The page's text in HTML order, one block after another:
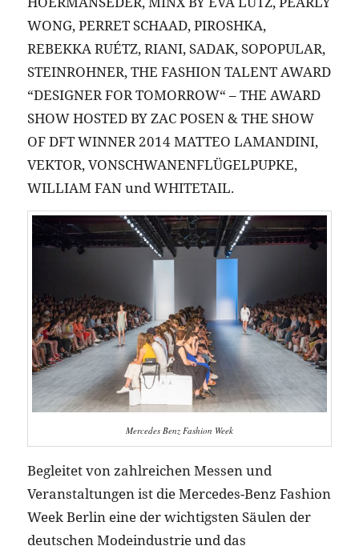
WONG, PERRET SCHAAD, PIROSHKA,
REBEKKA RUÉTZ, RIANI, SADAK, SOPOPULAR,
STEINROHNER, THE FASHION TALENT AWARD
“DESIGNER FOR TOMORROW“ – THE AWARD
SHOW HOSTED BY ZAC POSEN & THE SHOW
OF DFT WINNER 2014 MATTEO LAMANDINI,
VEKTOR, VONSCHWANENFLÜGELPUPKE,
WILLIAM FAN und WHITETAIL.
Mercedes Benz Fashion Week
Begleitet von zahlreichen Messen und
Veranstaltungen ist die Mercedes-Benz Fashion
Week Berlin eine der wichtigsten Säulen der
deutschen Modeindustrie und das